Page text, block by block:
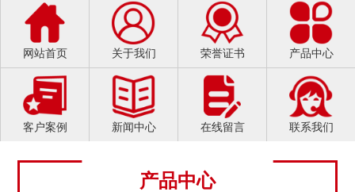
网站首页 关于我们 荣誉证书 产品中心
客户案例 新闻中心 在线留言 联系我们
产品中心